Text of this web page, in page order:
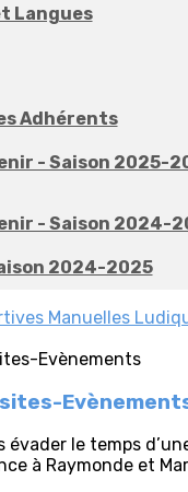
Langues
Adhérents
- Saison 2025-
- Saison 2024-
2024-2025
Manuelles
évader le temps
à Raymonde et